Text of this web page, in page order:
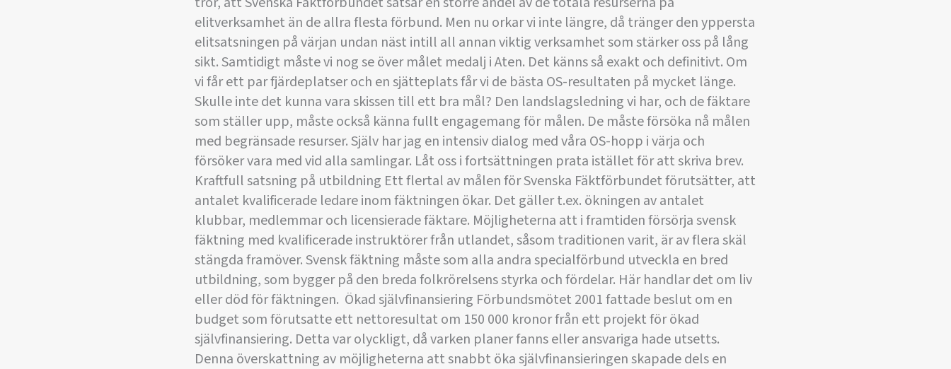
elitverksamhet än de allra flesta förbund. Men nu orkar vi inte längre, då tränger den yppersta
elitsatsningen på värjan undan näst intill all annan viktig verksamhet som stärker oss på lång
sikt. Samtidigt måste vi nog se över målet medalj i Aten. Det känns så exakt och definitivt. Om
vi får ett par fjärdeplatser och en sjätteplats får vi de bästa OS-resultaten på mycket länge.
Skulle inte det kunna vara skissen till ett bra mål? Den landslagsledning vi har, och de fäktare
som ställer upp, måste också känna fullt engagemang för målen. De måste försöka nå målen
med begränsade resurser. Själv har jag en intensiv dialog med våra OS-hopp i värja och
försöker vara med vid alla samlingar. Låt oss i fortsättningen prata istället för att skriva brev. 
Kraftfull satsning på utbildning Ett flertal av målen för Svenska Fäktförbundet förutsätter, att
antalet kvalificerade ledare inom fäktningen ökar. Det gäller t.ex. ökningen av antalet
klubbar, medlemmar och licensierade fäktare. Möjligheterna att i framtiden försörja svensk
fäktning med kvalificerade instruktörer från utlandet, såsom traditionen varit, är av flera skäl
stängda framöver. Svensk fäktning måste som alla andra specialförbund utveckla en bred
utbildning, som bygger på den breda folkrörelsens styrka och fördelar. Här handlar det om liv
eller död för fäktningen.  Ökad självfinansiering Förbundsmötet 2001 fattade beslut om en
budget som förutsatte ett nettoresultat om 150 000 kronor från ett projekt för ökad
självfinansiering. Detta var olyckligt, då varken planer fanns eller ansvariga hade utsetts.
Denna överskattning av möjligheterna att snabbt öka självfinansieringen skapade dels en